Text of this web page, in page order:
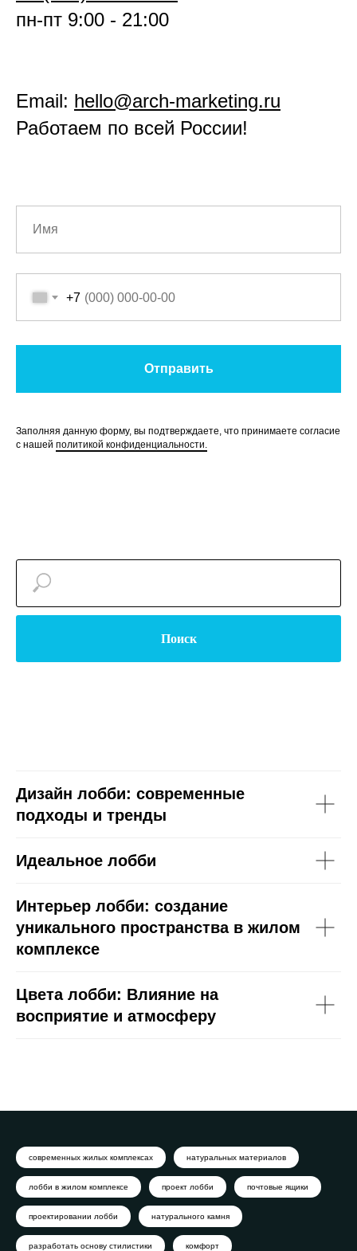
пн-пт 9:00 - 21:00
Email: hello@arch-marketing.ru
Работаем по всей России!
+7
Отправить
Заполняя данную форму, вы подтверждаете, что принимаете согласие
с нашей политикой конфиденциальности.
Поиск
Дизайн лобби: современные
подходы и тренды
Идеальное лобби
Интерьер лобби: создание
уникального пространства в жилом
комплексе
Цвета лобби: Влияние на
восприятие и атмосферу
современных жилых комплексах натуральных материалов
лобби в жилом комплексе проект лобби почтовые ящики
проектировании лобби натурального камня
разработать основу стилистики комфорт